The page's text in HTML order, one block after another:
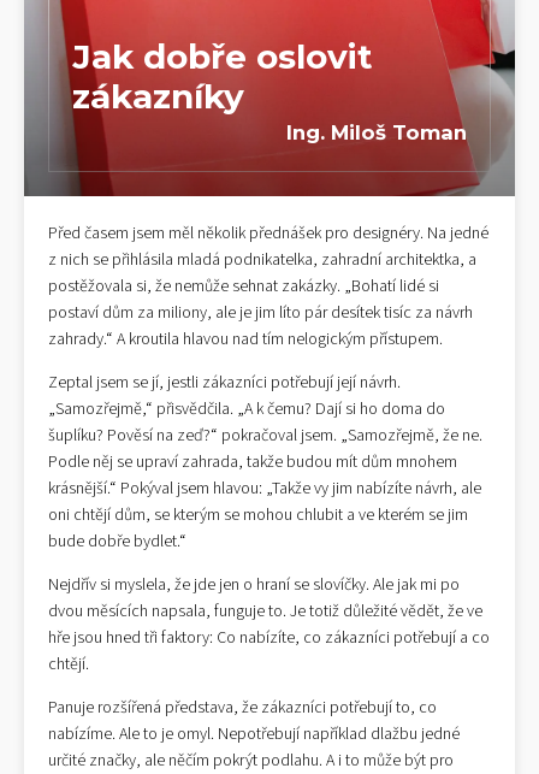
Jak dobře oslovit
zákazníky
Ing. Miloš Toman
Před časem jsem měl několik přednášek pro designéry. Na jedné
z nich se přihlásila mladá podnikatelka, zahradní architektka, a
postěžovala si, že nemůže sehnat zakázky. „Bohatí lidé si
postaví dům za miliony, ale je jim líto pár desítek tisíc za návrh
zahrady.“ A kroutila hlavou nad tím nelogickým přístupem.
Zeptal jsem se jí, jestli zákazníci potřebují její návrh.
„Samozřejmě,“ přisvědčila. „A k čemu? Dají si ho doma do
šuplíku? Pověsí na zeď?“ pokračoval jsem. „Samozřejmě, že ne.
Podle něj se upraví zahrada, takže budou mít dům mnohem
krásnější.“ Pokýval jsem hlavou: „Takže vy jim nabízíte návrh, ale
oni chtějí dům, se kterým se mohou chlubit a ve kterém se jim
bude dobře bydlet.“
Nejdřív si myslela, že jde jen o hraní se slovíčky. Ale jak mi po
dvou měsících napsala, funguje to. Je totiž důležité vědět, že ve
hře jsou hned tři faktory: Co nabízíte, co zákazníci potřebují a co
chtějí.
Panuje rozšířená představa, že zákazníci potřebují to, co
nabízíme. Ale to je omyl. Nepotřebují například dlažbu jedné
určité značky, ale něčím pokrýt podlahu. A i to může být pro